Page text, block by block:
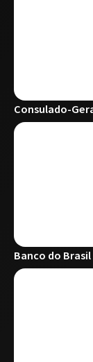
Consulado-
Banco do Brasil